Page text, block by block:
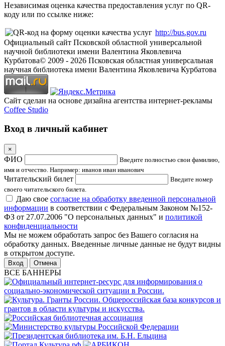
Независимая оценка качества предоставления услуг по QR-
коду или по ссылке ниже:
http://bus.gov.ru
Официальный сайт Псковской областной универсальной
научной библиотеки имени Валентина Яковлевича
Курбатова© 2009 - 2026 Псковская областная универсальная
научная библиотека имени Валентина Яковлевича Курбатова
Сайт сделан на основе дизайна агентства интернет-рекламы
Coffee Studio
Вход в личный кабинет
×
ФИО
Введите полностью свои фамилию,
имя и отчество. Например: иванов иван иванович
Читательский билет
Введите номер
своего читательского билета.
Даю свое согласие на обработку введенной персональной
информации в соответствии с Федеральным Законом №152-
ФЗ от 27.07.2006 "О персональных данных" и политикой
конфиденциальности
Мы не можем обработать запрос без Вашего согласия на
обработку данных. Введенные личные данные не будут видны
в открытом доступе.
Отмена
ВСЕ БАННЕРЫ